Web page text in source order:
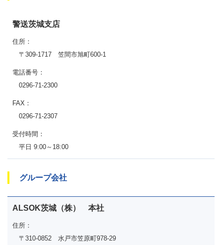
警送茨城支店
住所：
〒309-1717 笠間市旭町600-1
電話番号：
0296-71-2300
FAX：
0296-71-2307
受付時間：
平日 9:00～18:00
グループ会社
ALSOK茨城（株） 本社
住所：
〒310-0852 水戸市笠原町978-29